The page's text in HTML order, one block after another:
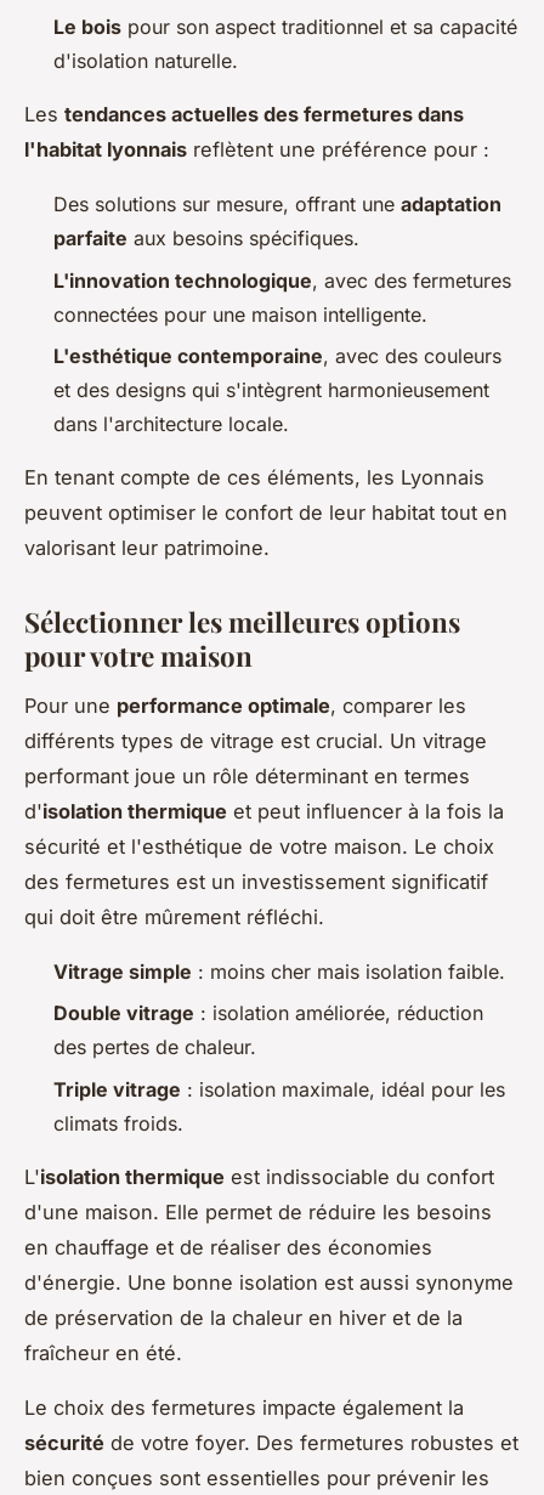
Le bois pour son aspect traditionnel et sa capacité
d'isolation naturelle.
Les tendances actuelles des fermetures dans
l'habitat lyonnais reflètent une préférence pour :
Des solutions sur mesure, offrant une adaptation
parfaite aux besoins spécifiques.
L'innovation technologique, avec des fermetures
connectées pour une maison intelligente.
L'esthétique contemporaine, avec des couleurs
et des designs qui s'intègrent harmonieusement
dans l'architecture locale.
En tenant compte de ces éléments, les Lyonnais
peuvent optimiser le confort de leur habitat tout en
valorisant leur patrimoine.
Sélectionner les meilleures options
pour votre maison
Pour une performance optimale, comparer les
différents types de vitrage est crucial. Un vitrage
performant joue un rôle déterminant en termes
d'isolation thermique et peut influencer à la fois la
sécurité et l'esthétique de votre maison. Le choix
des fermetures est un investissement significatif
qui doit être mûrement réfléchi.
Vitrage simple : moins cher mais isolation faible.
Double vitrage : isolation améliorée, réduction
des pertes de chaleur.
Triple vitrage : isolation maximale, idéal pour les
climats froids.
L'isolation thermique est indissociable du confort
d'une maison. Elle permet de réduire les besoins
en chauffage et de réaliser des économies
d'énergie. Une bonne isolation est aussi synonyme
de préservation de la chaleur en hiver et de la
fraîcheur en été.
Le choix des fermetures impacte également la
sécurité de votre foyer. Des fermetures robustes et
bien conçues sont essentielles pour prévenir les